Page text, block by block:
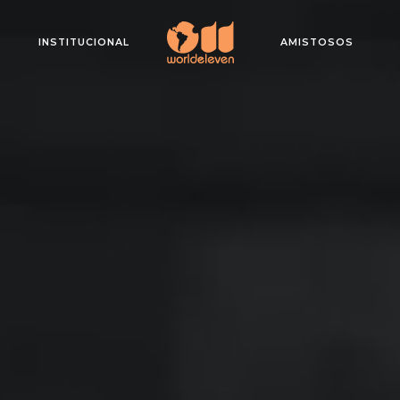
INSTITUCIONAL AMISTOSOS